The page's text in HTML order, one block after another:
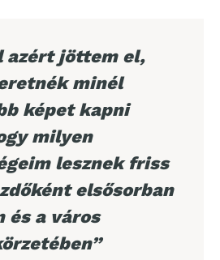
azért jöttem el,
minél
képet kapni
milyen
lesznek friss
elsősorban
és a város